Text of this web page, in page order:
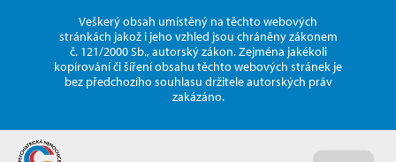
Veškerý obsah umístěný na těchto webových
stránkách jakož i jeho vzhled jsou chráněny zákonem
č. 121/2000 Sb., autorský zákon. Zejména jakékoli
kopírování či šíření obsahu těchto webových stránek je
bez předchozího souhlasu držitele autorských práv
zakázáno.